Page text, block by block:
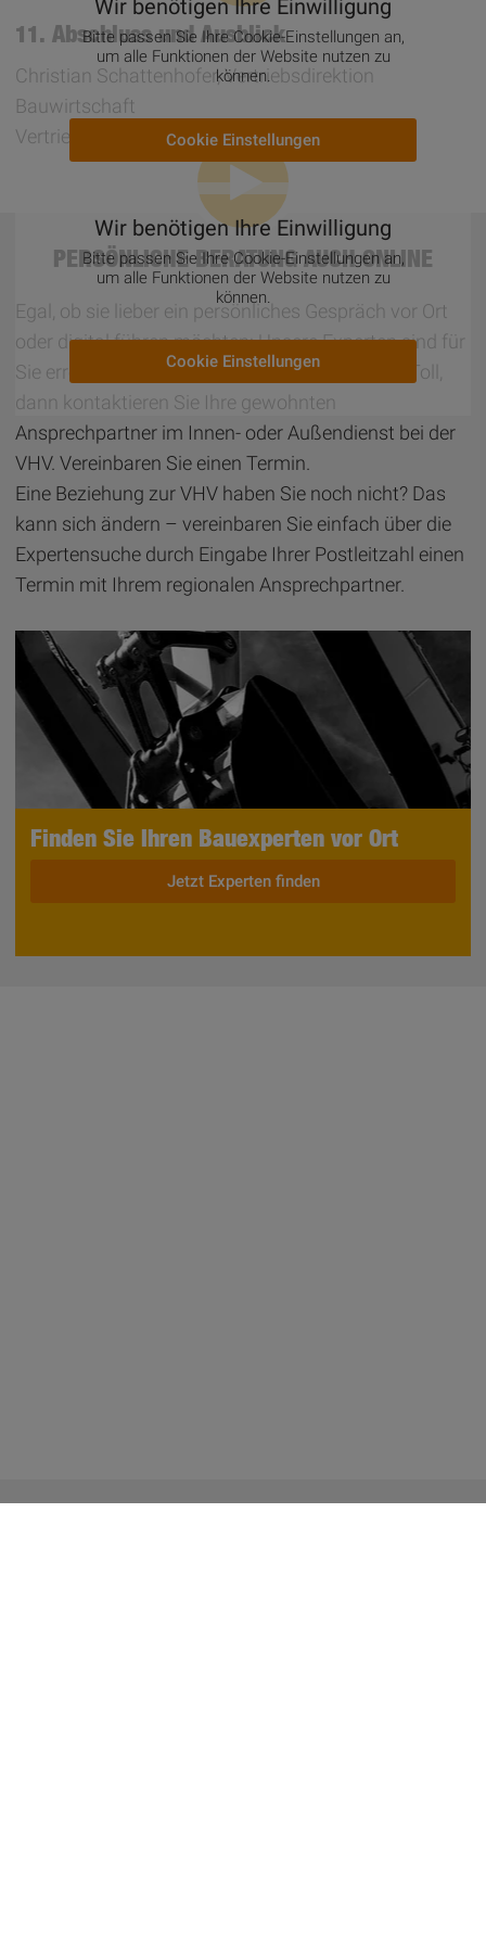
Wir benötigen Ihre Einwilligung
Bitte passen Sie Ihre Cookie-Einstellungen an,
um alle Funktionen der Website nutzen zu
können.
Cookie Einstellungen
11. Abschluss und Ausblick
Christian Schattenhofer, Vertriebsdirektion
Bauwirtschaft
Vertriebsdirektor VHV
Wir benötigen Ihre Einwilligung
Bitte passen Sie Ihre Cookie-Einstellungen an,
um alle Funktionen der Website nutzen zu
können.
Cookie Einstellungen
PERSÖNLICHE BERATUNG AUCH ONLINE
Egal, ob sie lieber ein persönliches Gespräch vor Ort
oder digital führen möchten: Unsere Experten sind für
Sie erreichbar. Sind Sie schon Kunde der VHV? Toll,
dann kontaktieren Sie Ihre gewohnten
Ansprechpartner im Innen- oder Außendienst bei der
VHV. Vereinbaren Sie einen Termin.
Eine Beziehung zur VHV haben Sie noch nicht? Das
kann sich ändern – vereinbaren Sie einfach über die
Expertensuche durch Eingabe Ihrer Postleitzahl einen
Termin mit Ihrem regionalen Ansprechpartner.
Finden Sie Ihren Bauexperten vor Ort
Jetzt Experten finden